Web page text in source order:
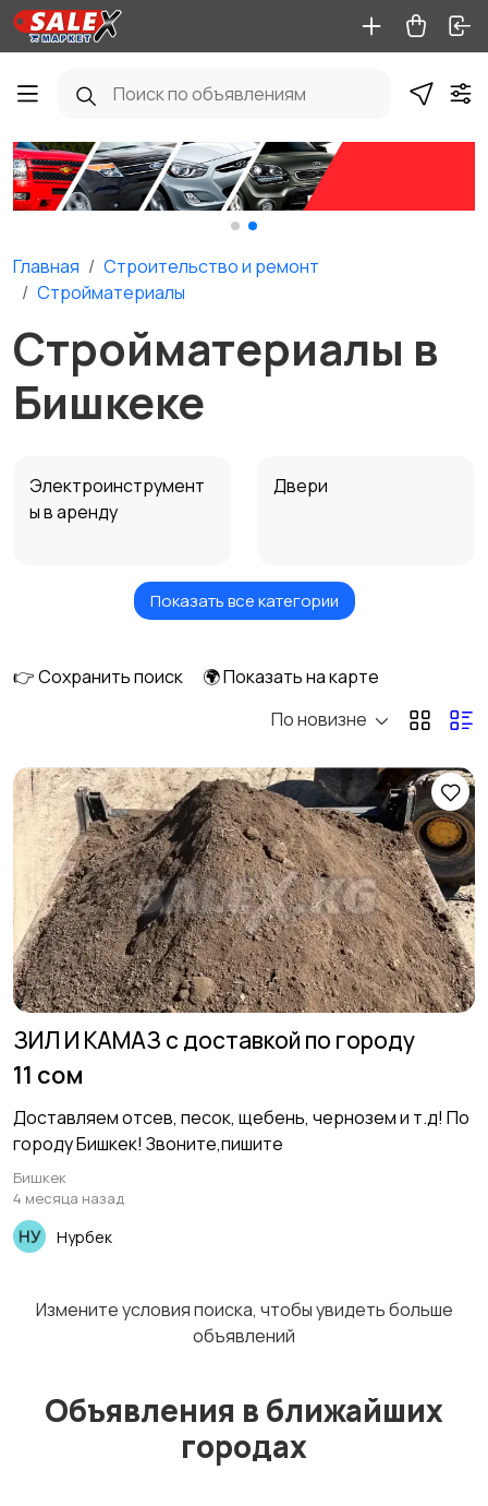
Главная
Строительство и ремонт
Стройматериалы
Стройматериалы в
Бишкеке
Электроинструмент
ы в аренду
Двери
Измерительные
Окна
вентиляция
Ручные инструменты
Сантехника и
водоснабжение
Стройматериалы1 Электрика
Электроинструмент
ы
Другое
Показать все категории
👉 Сохранить поиск
🌍 Показать на карте
По новизне
ЗИЛ И КАМАЗ с доставкой по городу
11 сом
Доставляем отсев, песок, щебень, чернозем и т.д! По
городу Бишкек! Звоните,пишите
Бишкек
4 месяца назад
Нурбек
Измените условия поиска, чтобы увидеть больше
объявлений
Объявления в ближайших
городах